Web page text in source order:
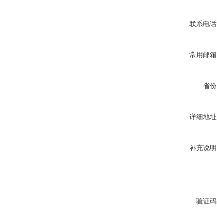
联系电
常用邮
省
详细地
补充说
验证